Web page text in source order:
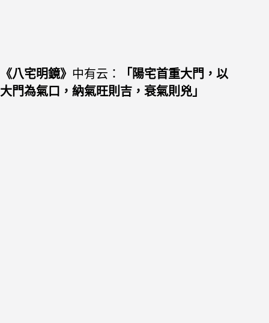
《八宅明鏡》 中有云：
「陽宅首重大門，以
大門為氣口，納氣旺則吉，衰氣則兇」